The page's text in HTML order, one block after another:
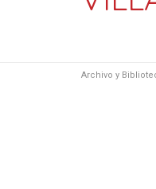
Archivo y